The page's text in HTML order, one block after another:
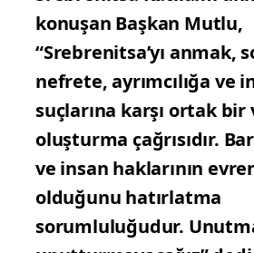
konuşan Başkan Mutlu,
“Srebrenitsa’yı anmak,
nefrete, ayrımcılığa ve
suçlarına karşı ortak bir
oluşturma çağrısıdır.
ve insan haklarının
olduğunu hatırlatma
sorumluluğudur.